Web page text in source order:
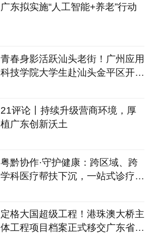
广东拟实施“人工智能+养老”行动
青春身影活跃汕头老街！广州应用
科技学院大学生赴汕头金平区开
21评论丨持续升级营商环境，厚
植广东创新沃土
粤黔协作·守护健康：跨区域、跨
学科医疗帮扶下沉，一站式诊疗服
定格大国超级工程！港珠澳大桥主
体工程项目档案正式移交广东省档